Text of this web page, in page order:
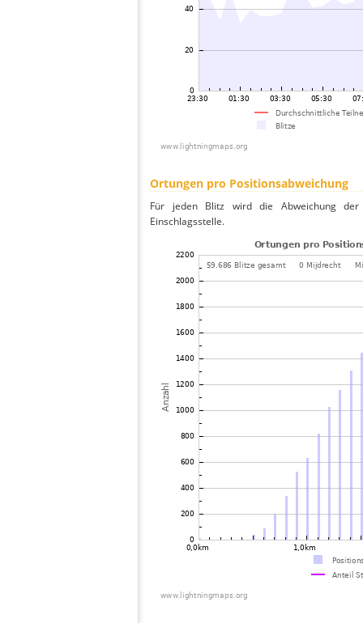
Ortungen pro Positionsabweichung
Für jeden Blitz wird die Abweichung
Einschlagsstelle.